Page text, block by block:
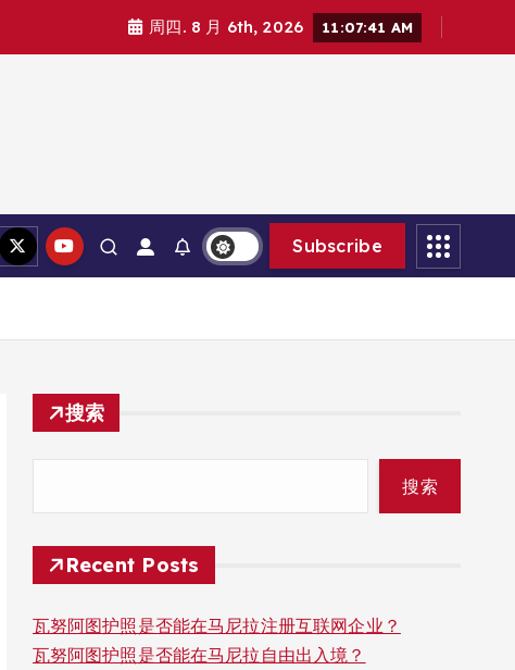
周四. 8 月 6th, 2026 11:07:41 AM
Subscribe
搜索
搜索
Recent Posts
瓦努阿图护照是否能在马尼拉注册互联网企业？
瓦努阿图护照是否能在马尼拉自由出入境？